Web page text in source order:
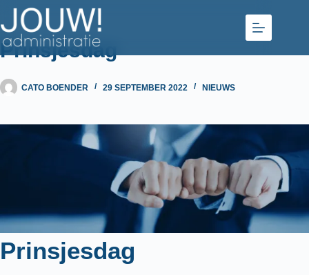
Ga
naar
de
Prinsjesdag
CATO BOENDER 29 SEPTEMBER 2022 NIEUWS
Prinsjesdag